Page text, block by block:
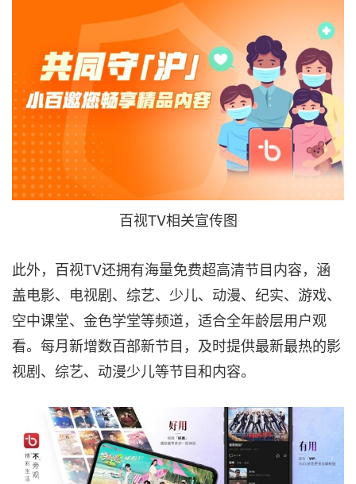
百视TV相关宣传图
此外，百视TV还拥有海量免费超高清节目内容，涵
盖电影、电视剧、综艺、少儿、动漫、纪实、游戏、
空中课堂、金色学堂等频道，适合全年龄层用户观
看。每月新增数百部新节目，及时提供最新最热的影
视剧、综艺、动漫少儿等节目和内容。